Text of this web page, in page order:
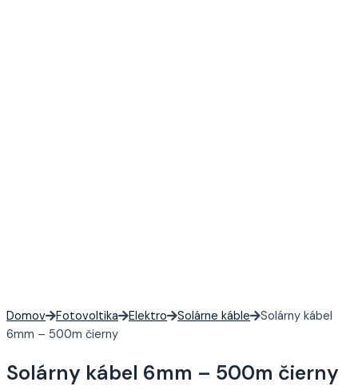
Domov Fotovoltika Elektro Solárne káble
Solárny kábel
6mm – 500m čierny
Solárny kábel 6mm – 500m čierny